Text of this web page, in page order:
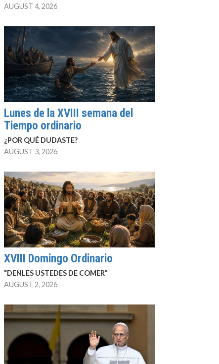
AUGUST 4, 2026
Lunes de la XVIII semana del
Tiempo ordinario
¿POR QUÉ DUDASTE?
AUGUST 3, 2026
XVIII Domingo Ordinario
"DENLES USTEDES DE COMER"
AUGUST 2, 2026